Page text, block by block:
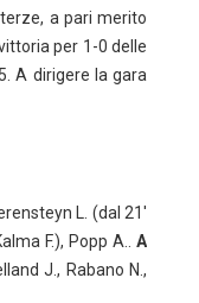
a pari merito
per 1-0 delle
A dirigere la gara
L. (dal 21′
F.), Popp A.. A
J., Rabano N.,